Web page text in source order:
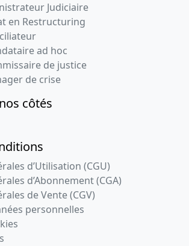
Judiciaire
en Restructuring
ad hoc
de justice
de crise
côtés
d’Utilisation (CGU)
d’Abonnement (CGA)
de Vente (CGV)
personnelles